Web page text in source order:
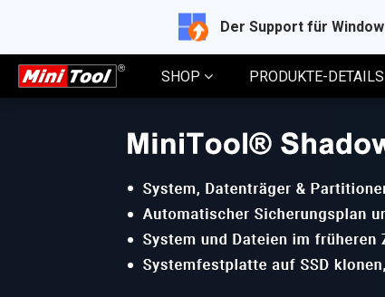
Der Support für
SHOP PRODUKTE-DETAILS